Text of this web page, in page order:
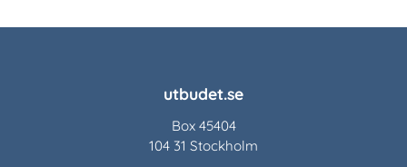
utbudet.se
Box 45404
104 31 Stockholm